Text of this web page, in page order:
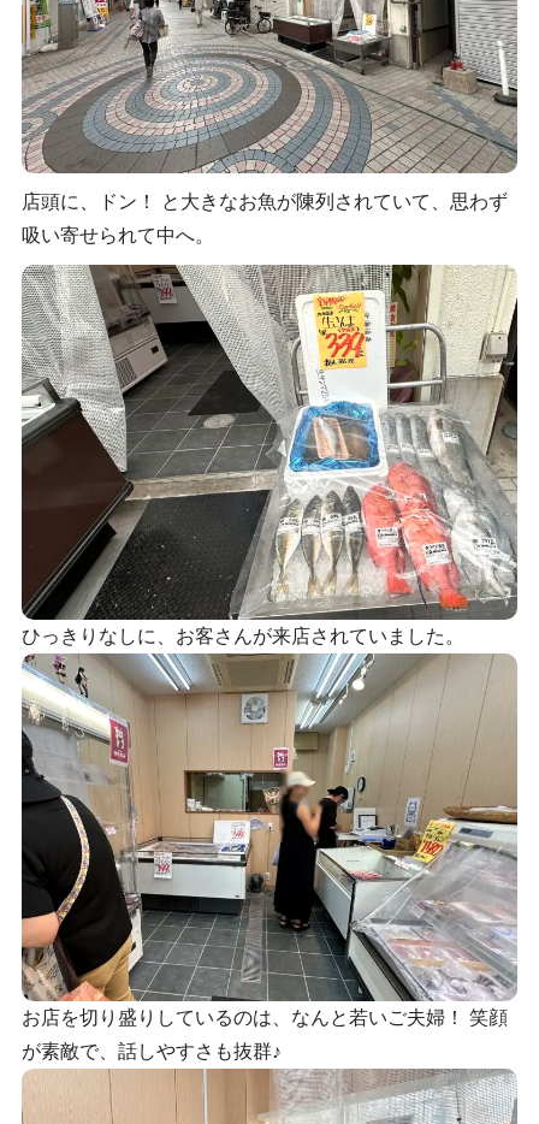
店頭に、ドン！ と大きなお魚が陳列されていて、思わず
吸い寄せられて中へ。
ひっきりなしに、お客さんが来店されていました。
お店を切り盛りしているのは、なんと若いご夫婦！ 笑顔
が素敵で、話しやすさも抜群♪